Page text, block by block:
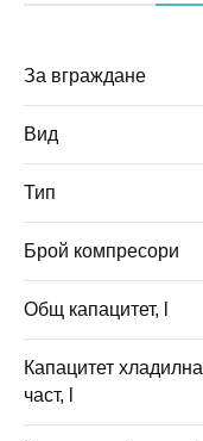
За вграждане
Вид
Тип
Брой компресори
Общ капацитет, l
Капацитет хладилна
част, l